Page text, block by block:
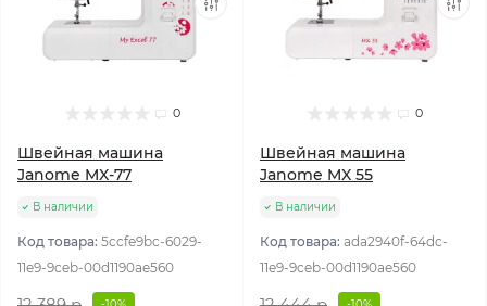
0
Швейная машина
Janome MX-77
В наличии
Код товара: 5ccfe9bc-6029-
11e9-9ceb-00d1190ae560
0
Швейная машина
Janome MX 55
В наличии
Код товара: ada2940f-64dc-
11e9-9ceb-00d1190ae560